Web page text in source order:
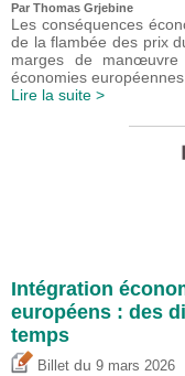
Par Thomas Grjebine
Les conséquences
de la flambée des prix
marges de
économies
Lire la suite >
Intégration
européens : des
temps
Billet du 9 mars 2026